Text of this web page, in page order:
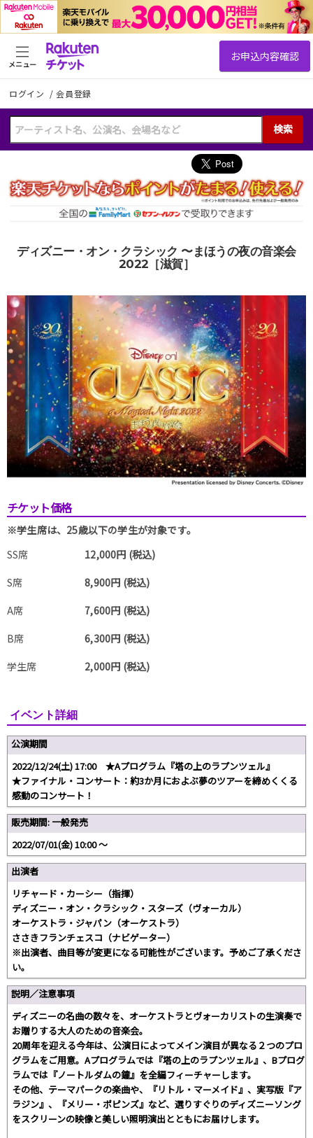
ログイン /会員登録
検索
メニュー
ディズニー・オン・クラシック 〜まほうの夜の音楽会
2022［滋賀］
チケット価格
※学生席は、25歳以下の学生が対象です。
SS席
12,000円 (税込)
S席
8,900円 (税込)
A席
7,600円 (税込)
B席
6,300円 (税込)
学生席
2,000円 (税込)
イベント詳細
公演期間
2022/12/24(土) 17:00 ★Aプログラム『塔の上のラプンツェル』
★ファイナル・コンサート：約3か月におよぶ夢のツアーを締めくくる
感動のコンサート！
販売期間: 一般発売
2022/07/01(金) 10:00 〜
出演者
リチャード・カーシー（指揮）
ディズニー・オン・クラシック・スターズ（ヴォーカル）
オーケストラ・ジャパン（オーケストラ）
ささきフランチェスコ（ナビゲーター）
※出演者、曲目等が変更になる可能性がございます。予めご了承くださ
い。
説明／注意事項
ディズニーの名曲の数々を、オーケストラとヴォーカリストの生演奏で
お贈りする大人のための音楽会。
20周年を迎える今年は、公演日によってメイン演目が異なる２つのプロ
グラムをご用意。Aプログラムでは『塔の上のラプンツェル』、Bプログ
ラムでは『ノートルダムの鐘』を全編フィーチャーします。
その他、テーマパークの楽曲や、『リトル・マーメイド』、実写版『ア
ラジン』、『メリー・ポピンズ』など、選りすぐりのディズニーソング
をスクリーンの映像と美しい照明演出とともにお届けします。